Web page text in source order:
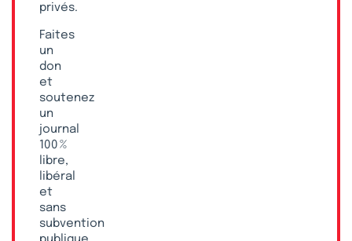
privés.
Faites
un
don
et
soutenez
un
journal
100 %
libre,
libéral
et
sans
subvention